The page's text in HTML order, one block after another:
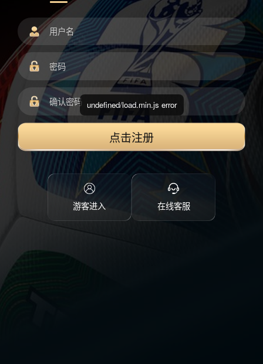
点击注册
游客进入 在线客服
undefined/load.min.js error